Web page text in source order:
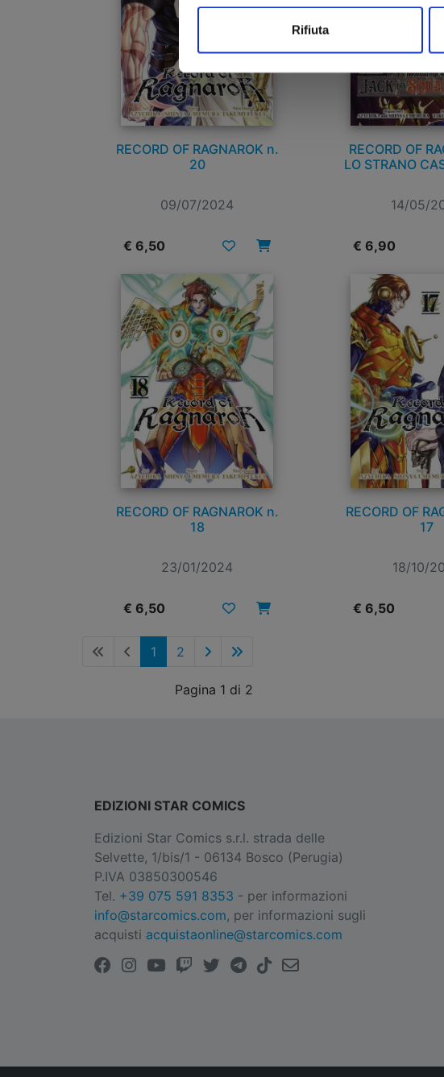
Rifiuta
RECORD OF RAGNAROK n.
20
09/07/2024
€ 6,50
RECORD OF
LO STRANO
14/05/
€ 6,90
RECORD OF RAGNAROK n.
18
23/01/2024
€ 6,50
RECORD OF
17
18/10/
€ 6,50
1 2
Pagina 1 di 2
EDIZIONI STAR COMICS
Edizioni Star Comics s.r.l. strada delle
Selvette, 1/bis/1 - 06134 Bosco (Perugia)
P.IVA 03850300546
Tel. +39 075 591 8353 - per informazioni
info@starcomics.com, per informazioni sugli
acquisti acquistaonline@starcomics.com